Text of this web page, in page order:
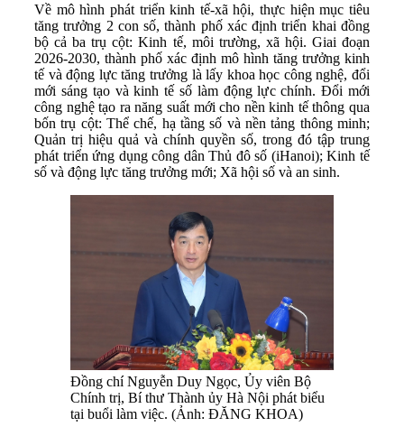
Về mô hình phát triển kinh tế-xã hội, thực hiện mục tiêu
tăng trưởng 2 con số, thành phố xác định triển khai đồng
bộ cả ba trụ cột: Kinh tế, môi trường, xã hội. Giai đoạn
2026-2030, thành phố xác định mô hình tăng trưởng kinh
tế và động lực tăng trưởng là lấy khoa học công nghệ, đổi
mới sáng tạo và kinh tế số làm động lực chính. Đổi mới
công nghệ tạo ra năng suất mới cho nền kinh tế thông qua
bốn trụ cột: Thể chế, hạ tầng số và nền tảng thông minh;
Quản trị hiệu quả và chính quyền số, trong đó tập trung
phát triển ứng dụng công dân Thủ đô số (iHanoi); Kinh tế
số và động lực tăng trưởng mới; Xã hội số và an sinh.
Đồng chí Nguyễn Duy Ngọc, Ủy viên Bộ
Chính trị, Bí thư Thành ủy Hà Nội phát biểu
tại buổi làm việc. (Ảnh: ĐĂNG KHOA)